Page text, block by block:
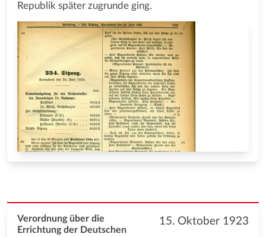
Republik später zugrunde ging.
15. Oktober 1923
Verordnung über die
Errichtung der Deutschen